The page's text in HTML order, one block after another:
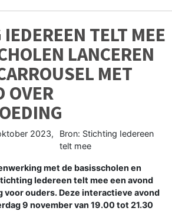
TELT MEE
LANCEREN
MET
OVER
2023,
Bron: Stichting Iedereen
telt mee
met de basisscholen en
Iedereen telt mee een avond
voor ouders. Deze interactieve avond
9 november van 19.00 tot 21.30